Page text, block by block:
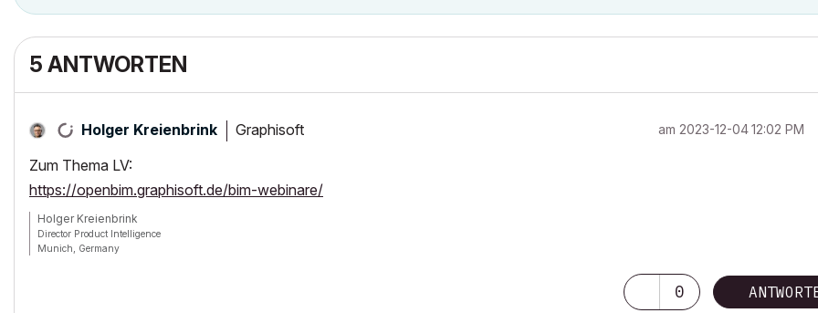
5 ANTWORTEN
Holger Kreienbrink Graphisoft am ‎2023-12-0412:02 PM
Zum Thema LV:
https://openbim.graphisoft.de/bim-webinare/
Holger Kreienbrink
Director Product Intelligence
Munich, Germany
0